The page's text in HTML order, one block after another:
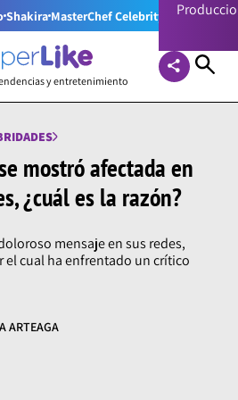
Shakira MasterChef Celebrity Colombia
y entretenimiento
mostró afectada en
¿cuál es la razón?
mensaje en sus redes,
cual ha enfrentado un crítico
ARTEAGA